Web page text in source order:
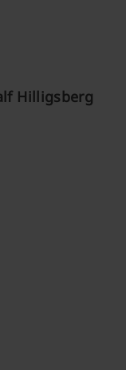
Hilligsberg